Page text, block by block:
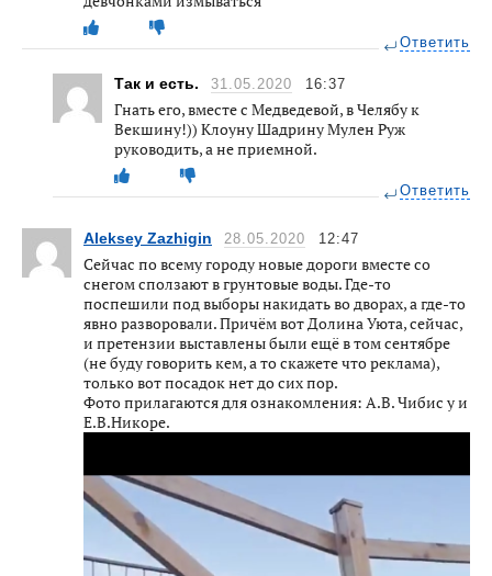
Ответить
Так и есть. 31.05.2020 16:37
Гнать его, вместе с Медведевой, в Челябу к
Векшину!)) Клоуну Шадрину Мулен Руж
руководить, а не приемной.
Ответить
Aleksey Zazhigin 28.05.2020 12:47
Сейчас по всему городу новые дороги вместе со
снегом сползают в грунтовые воды. Где-то
поспешили под выборы накидать во дворах, а где-то
явно разворовали. Причём вот Долина Уюта, сейчас,
и претензии выставлены были ещё в том сентябре
(не буду говорить кем, а то скажете что реклама),
только вот посадок нет до сих пор.
Фото прилагаются для ознакомления: А.В. Чибис у и
Е.В.Никоре.